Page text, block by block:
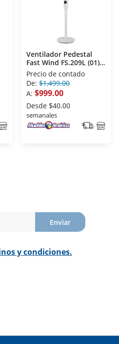
Ventilador Pedestal
Fast Wind FS.209L (01)
10''
Precio de contado
De: $1,499.00
A: $999.00
Desde $40.00
semanales
Enviar
y condiciones.